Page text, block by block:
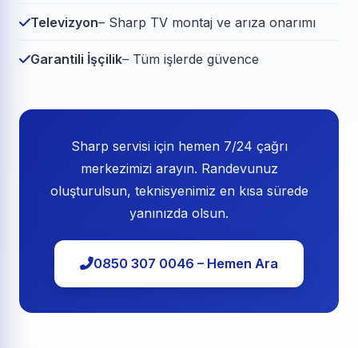
Televizyon– Sharp TV montaj ve arıza onarımı
Garantili İşçilik– Tüm işlerde güvence
Sharp servisi için hemen 7/24 çağrı
merkezimizi arayın. Randevunuz
oluşturulsun, teknisyenimiz en kısa sürede
yanınızda olsun.
0850 307 0046 – Hemen Ara